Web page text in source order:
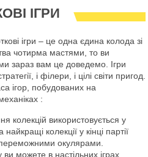
ІГРИ
ігри – це одна єдина колода зі
чотирма мастями, то ви
зараз вам це доведемо. Ігри
і філери, і цілі світи пригод.
ігор, побудованих на
:
колекцій використовується у
колекції у кінці партії
окулярами.
можете в настільних іграх